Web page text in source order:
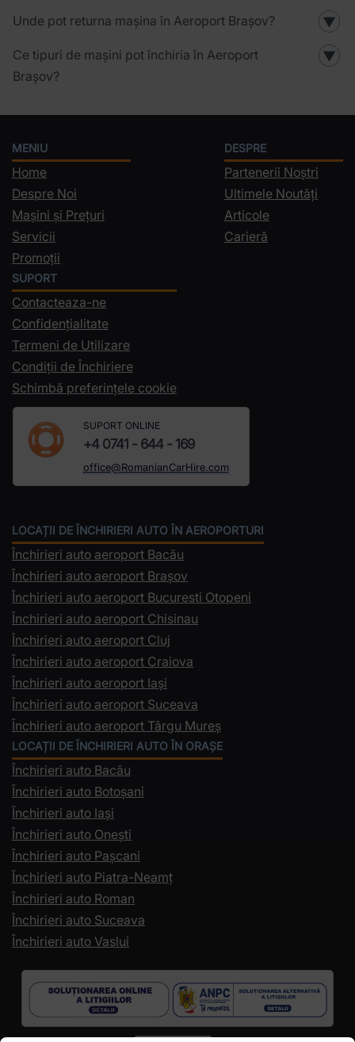
Unde pot returna mașina în Aeroport Brașov? ▼
Ce tipuri de mașini pot închiria în Aeroport
Brașov?
▼
MENIU
Home
Despre Noi
Mașini și Prețuri
Servicii
Promoții
DESPRE
Partenerii Noștri
Ultimele Noutăți
Articole
Carieră
SUPORT
Contacteaza-ne
Confidențialitate
Termeni de Utilizare
Condiții de Închiriere
Schimbă preferințele cookie
SUPORT ONLINE
+4 0741 - 644 - 169
office@RomanianCarHire.com
LOCAȚII DE ÎNCHIRIERI AUTO ÎN AEROPORTURI
Închirieri auto aeroport Bacău
Închirieri auto aeroport Brașov
Închirieri auto aeroport Bucuresti Otopeni
Închirieri auto aeroport Chisinau
Închirieri auto aeroport Cluj
Închirieri auto aeroport Craiova
Închirieri auto aeroport Iași
Închirieri auto aeroport Suceava
Închirieri auto aeroport Târgu Mureș
LOCAȚII DE ÎNCHIRIERI AUTO ÎN ORAȘE
Închirieri auto Bacău
Închirieri auto Botoșani
Închirieri auto Iași
Închirieri auto Onești
Închirieri auto Pașcani
Închirieri auto Piatra-Neamț
Închirieri auto Roman
Închirieri auto Suceava
Închirieri auto Vaslui